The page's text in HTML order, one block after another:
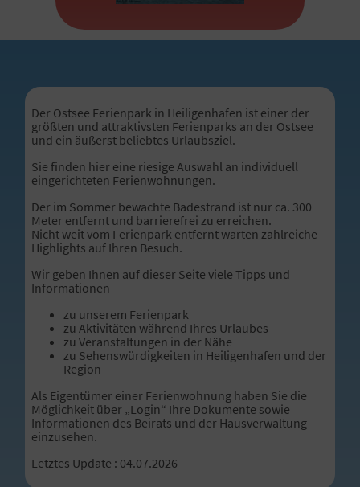
Der Ostsee Ferienpark in Heiligenhafen ist einer der
größten und attraktivsten Ferienparks an der Ostsee
und ein äußerst beliebtes Urlaubsziel.
Sie finden hier eine riesige Auswahl an individuell
eingerichteten Ferienwohnungen.
Der im Sommer bewachte Badestrand ist nur ca. 300
Meter entfernt und barrierefrei zu erreichen.
Nicht weit vom Ferienpark entfernt warten zahlreiche
Highlights auf Ihren Besuch.
Wir geben Ihnen auf dieser Seite viele Tipps und
Informationen
zu unserem Ferienpark
zu Aktivitäten während Ihres Urlaubes
zu Veranstaltungen in der Nähe
zu Sehenswürdigkeiten in Heiligenhafen und der
Region
Als Eigentümer einer Ferienwohnung haben Sie die
Möglichkeit über „Login“ Ihre Dokumente sowie
Informationen des Beirats und der Hausverwaltung
einzusehen.
Letztes Update : 04.07.2026